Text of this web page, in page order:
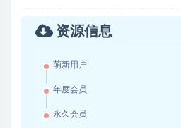
资源信息
萌新用户
年度会员
永久会员